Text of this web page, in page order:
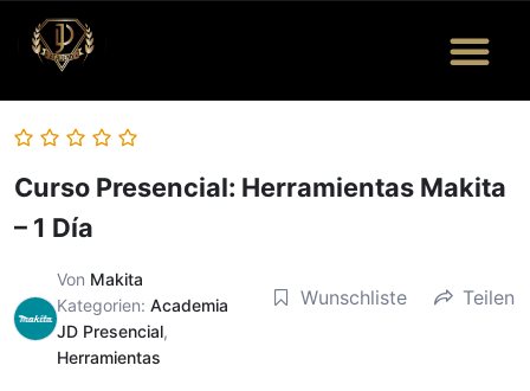
Curso Presencial: Herramientas Makita
– 1 Día
Von Makita
Kategorien: Academia
JD Presencial,
Herramientas
Wunschliste Teilen